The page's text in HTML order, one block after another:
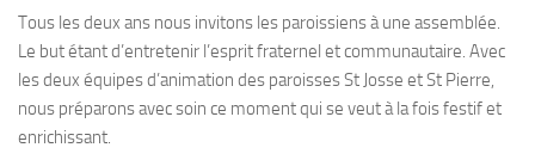
Tous les deux ans nous invitons les paroissiens à une assemblée.
Le but étant d’entretenir l’esprit fraternel et communautaire. Avec
les deux équipes d’animation des paroisses St Josse et St Pierre,
nous préparons avec soin ce moment qui se veut à la fois festif et
enrichissant.